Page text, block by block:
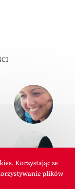
Korzystając ze
plików